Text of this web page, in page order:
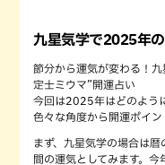
九星気学で2025年
節分から運気が変わる！
定士ミウマ”開運占い
今回は2025年はどのよう
色々な角度から開運ポイン
まず、九星気学の場合は
間の運気としてみます。